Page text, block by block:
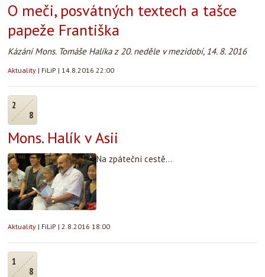
O meči, posvátných textech a tašce
papeže Františka
Kázání Mons. Tomáše Halíka z 20. neděle v mezidobí, 14. 8. 2016
Aktuality | FiLiP | 14.8.2016 22:00
2
8
Mons. Halík v Asii
Na zpáteční cestě...
Aktuality | FiLiP | 2.8.2016 18:00
1
8